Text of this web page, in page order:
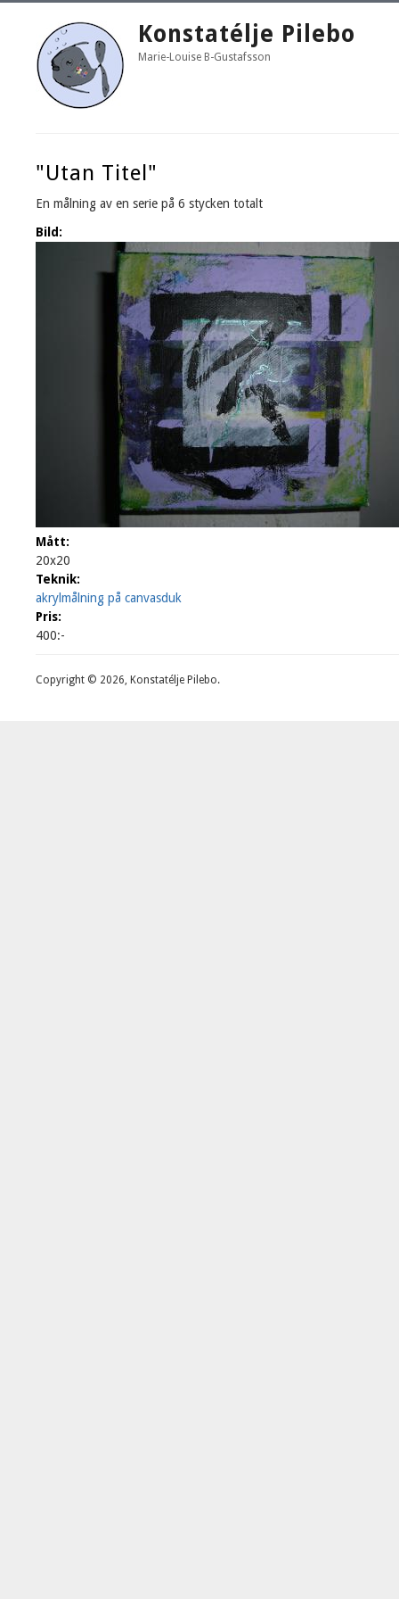
Konstatélje Pilebo
Marie-Louise B-Gustafsson
"Utan Titel"
En målning av en serie på 6 stycken totalt
Bild:
Mått:
20x20
Teknik:
akrylmålning på canvasduk
Pris:
400:-
Copyright © 2026, Konstatélje Pilebo.